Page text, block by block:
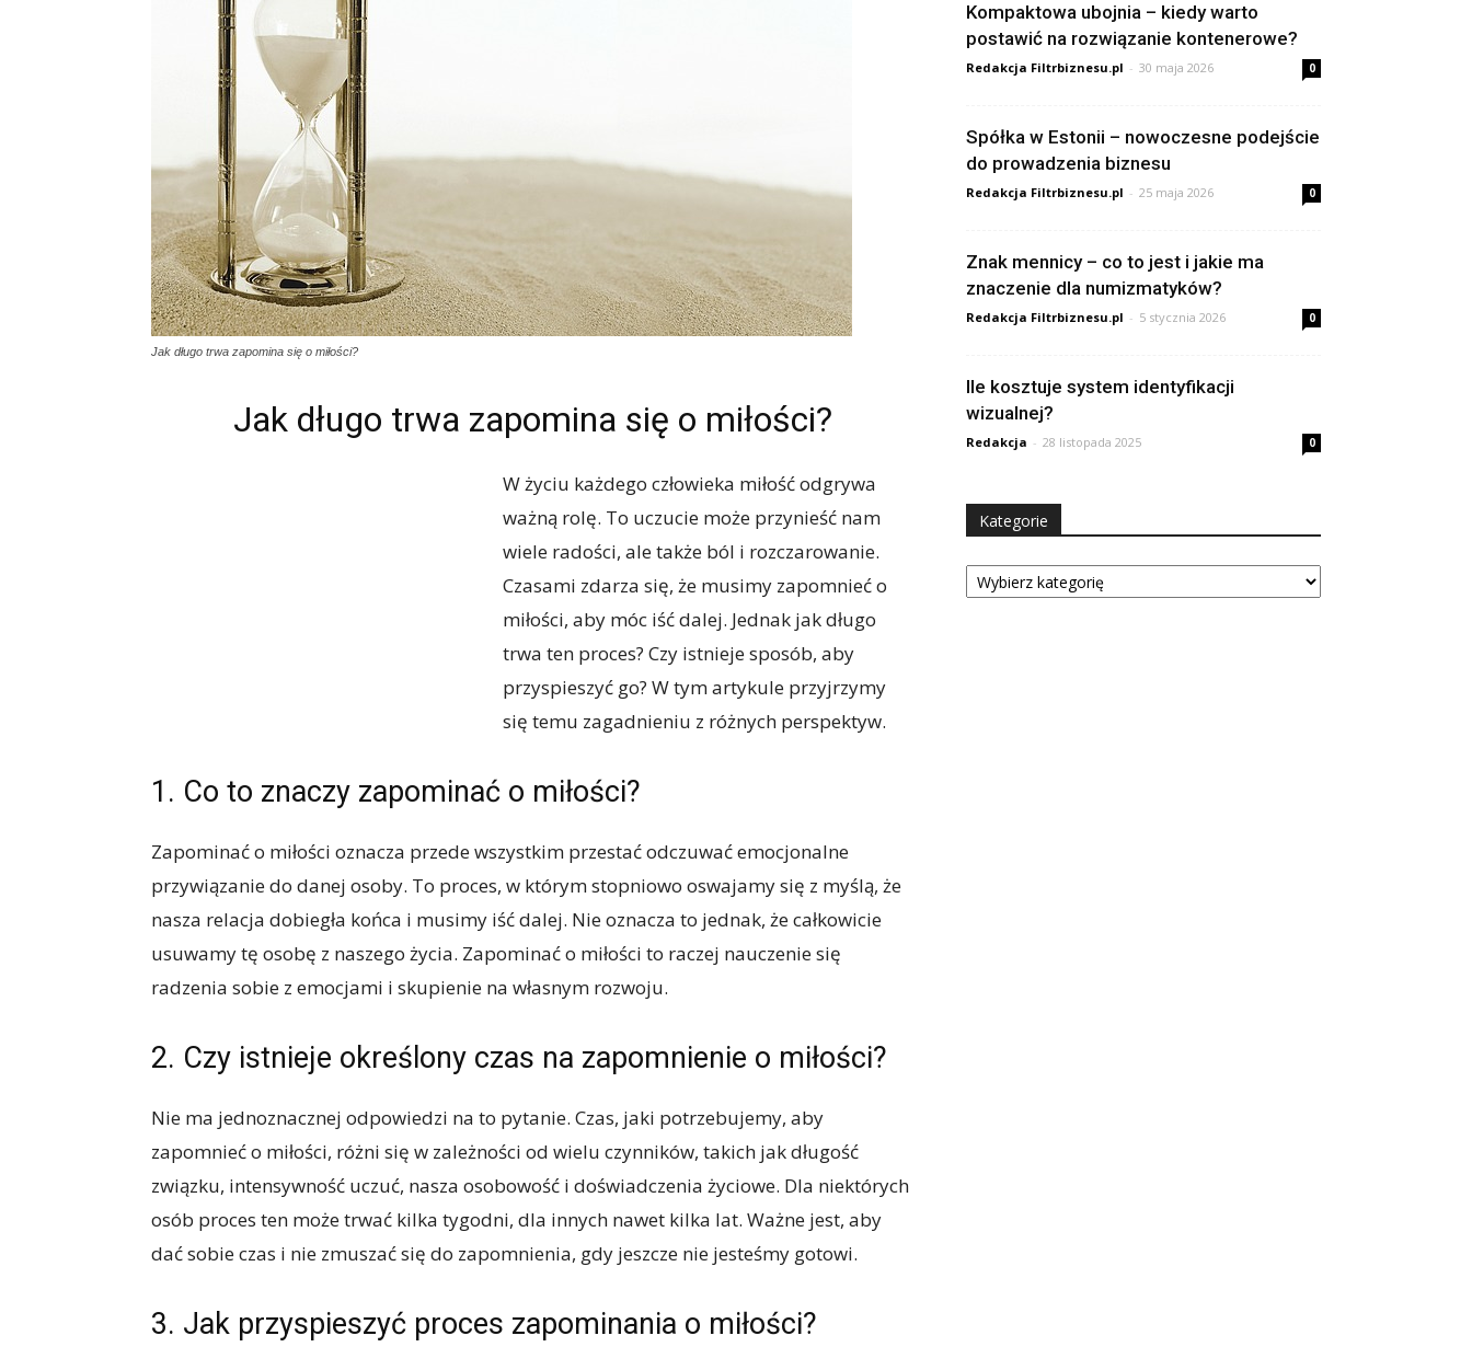
Jak długo trwa zapomina się o miłości?
Jak długo trwa zapomina się o miłości?
W życiu każdego człowieka miłość odgrywa
ważną rolę. To uczucie może przynieść nam
wiele radości, ale także ból i rozczarowanie.
Czasami zdarza się, że musimy zapomnieć o
miłości, aby móc iść dalej. Jednak jak długo
trwa ten proces? Czy istnieje sposób, aby
przyspieszyć go? W tym artykule przyjrzymy
się temu zagadnieniu z różnych perspektyw.
1. Co to znaczy zapominać o miłości?
Zapominać o miłości oznacza przede wszystkim przestać odczuwać emocjonalne
przywiązanie do danej osoby. To proces, w którym stopniowo oswajamy się z myślą, że
nasza relacja dobiegła końca i musimy iść dalej. Nie oznacza to jednak, że całkowicie
usuwamy tę osobę z naszego życia. Zapominać o miłości to raczej nauczenie się
radzenia sobie z emocjami i skupienie na własnym rozwoju.
2. Czy istnieje określony czas na zapomnienie o miłości?
Nie ma jednoznacznej odpowiedzi na to pytanie. Czas, jaki potrzebujemy, aby
zapomnieć o miłości, różni się w zależności od wielu czynników, takich jak długość
związku, intensywność uczuć, nasza osobowość i doświadczenia życiowe. Dla niektórych
osób proces ten może trwać kilka tygodni, dla innych nawet kilka lat. Ważne jest, aby
dać sobie czas i nie zmuszać się do zapomnienia, gdy jeszcze nie jesteśmy gotowi.
3. Jak przyspieszyć proces zapominania o miłości?
Kompaktowa ubojnia – kiedy warto
postawić na rozwiązanie kontenerowe?
Redakcja Filtrbiznesu.pl - 30 maja 2026 0
Spółka w Estonii – nowoczesne podejście
do prowadzenia biznesu
Redakcja Filtrbiznesu.pl - 25 maja 2026 0
Znak mennicy – co to jest i jakie ma
znaczenie dla numizmatyków?
Redakcja Filtrbiznesu.pl - 5 stycznia 2026 0
Ile kosztuje system identyfikacji
wizualnej?
Redakcja - 28 listopada 2025 0
Kategorie
Kategorie